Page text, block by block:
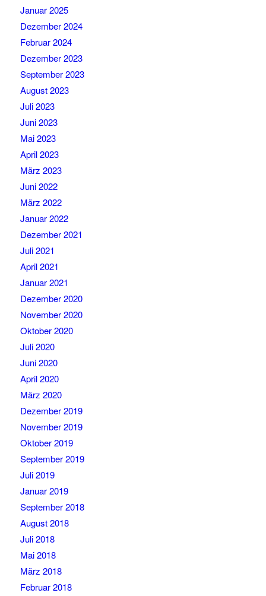
Januar 2025
Dezember 2024
Februar 2024
Dezember 2023
September 2023
August 2023
Juli 2023
Juni 2023
Mai 2023
April 2023
März 2023
Juni 2022
März 2022
Januar 2022
Dezember 2021
Juli 2021
April 2021
Januar 2021
Dezember 2020
November 2020
Oktober 2020
Juli 2020
Juni 2020
April 2020
März 2020
Dezember 2019
November 2019
Oktober 2019
September 2019
Juli 2019
Januar 2019
September 2018
August 2018
Juli 2018
Mai 2018
März 2018
Februar 2018